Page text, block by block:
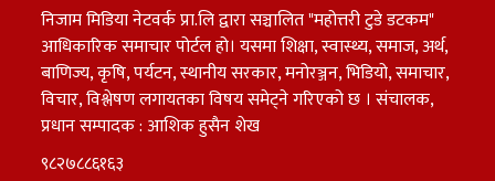
निजाम मिडिया नेटवर्क प्रा.लि द्वारा सञ्चालित "महोत्तरी टुडे डटकम"
आधिकारिक समाचार पोर्टल हो। यसमा शिक्षा, स्वास्थ्य, समाज, अर्थ,
बाणिज्य, कृषि, पर्यटन, स्थानीय सरकार, मनोरञ्जन, भिडियो, समाचार,
विचार, विश्लेषण लगायतका विषय समेट्ने गरिएको छ । संचालक,
प्रधान सम्पादक : आशिक हुसैन शेख
९८२७८८६१६३